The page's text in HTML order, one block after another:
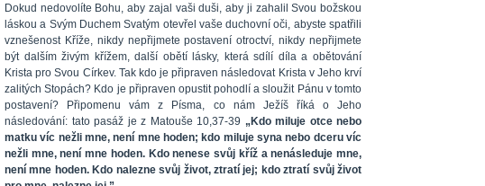
Dokud nedovolíte Bohu, aby zajal vaši duši, aby ji zahalil Svou božskou
láskou a Svým Duchem Svatým otevřel vaše duchovní oči, abyste spatřili
vznešenost Kříže, nikdy nepřijmete postavení otroctví, nikdy nepřijmete
být dalším živým křížem, další obětí lásky, která sdílí díla a obětování
Krista pro Svou Církev. Tak kdo je připraven následovat Krista v Jeho krví
zalitých Stopách? Kdo je připraven opustit pohodlí a sloužit Pánu v tomto
postavení? Připomenu vám z Písma, co nám Ježíš říká o Jeho
následování: tato pasáž je z Matouše 10,37-39 „Kdo miluje otce nebo
matku víc nežli mne, není mne hoden; kdo miluje syna nebo dceru víc
nežli mne, není mne hoden. Kdo nenese svůj kříž a nenásleduje mne,
není mne hoden. Kdo nalezne svůj život, ztratí jej; kdo ztratí svůj život